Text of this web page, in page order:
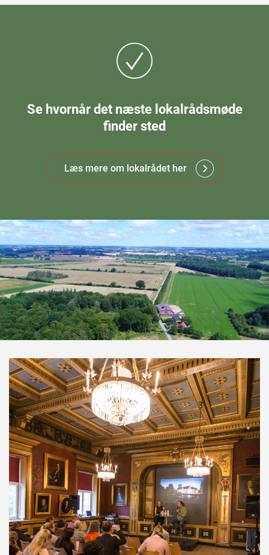
Se hvornår det næste lokalrådsmøde
finder sted
Læs mere om lokalrådet her